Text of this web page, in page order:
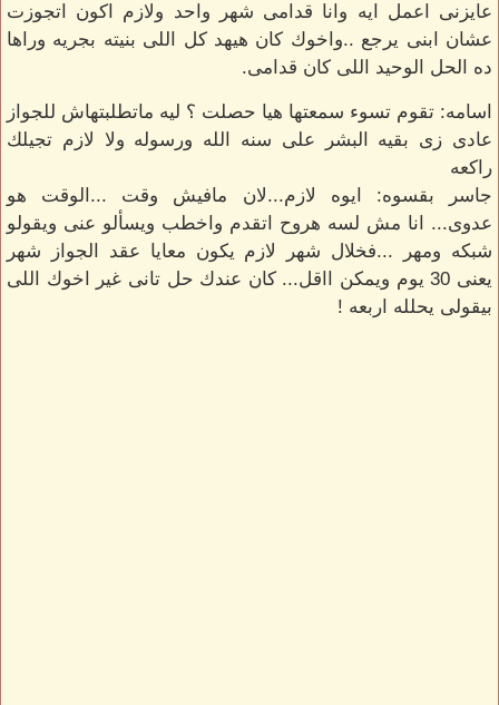
عايزنى اعمل ايه وانا قدامى شهر واحد ولازم اكون اتجوزت
عشان ابنى يرجع ..واخوك كان هيهد كل اللى بنيته بجريه وراها
ده الحل الوحيد اللى كان قدامى.
اسامه: تقوم تسوء سمعتها هيا حصلت ؟ ليه ماتطلبتهاش للجواز
عادى زى بقيه البشر على سنه الله ورسوله ولا لازم تجيلك
راكعه
جاسر بقسوه: ايوه لازم...لان مافيش وقت ...الوقت هو
عدوى... انا مش لسه هروح اتقدم واخطب ويسألو عنى ويقولو
شبكه ومهر ...فخلال شهر لازم يكون معايا عقد الجواز شهر
يعنى 30 يوم ويمكن ااقل... كان عندك حل تانى غير اخوك اللى
بيقولى يحلله اربعه !